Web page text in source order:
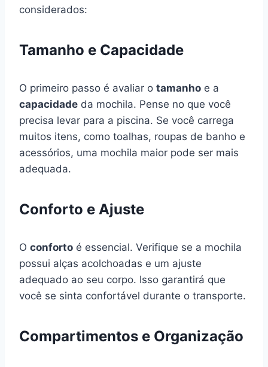
considerados:
Tamanho e Capacidade
O primeiro passo é avaliar o tamanho e a
capacidade da mochila. Pense no que você
precisa levar para a piscina. Se você carrega
muitos itens, como toalhas, roupas de banho e
acessórios, uma mochila maior pode ser mais
adequada.
Conforto e Ajuste
O conforto é essencial. Verifique se a mochila
possui alças acolchoadas e um ajuste
adequado ao seu corpo. Isso garantirá que
você se sinta confortável durante o transporte.
Compartimentos e Organização